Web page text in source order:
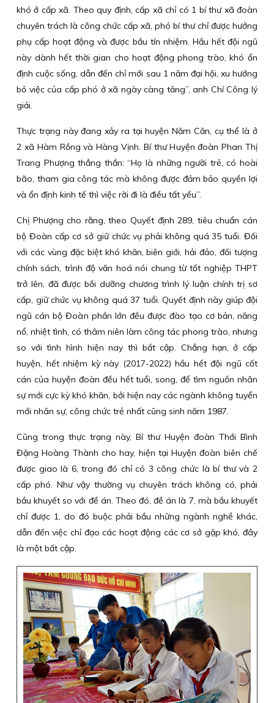
khó ở cấp xã. Theo quy định, cấp xã chỉ có 1 bí thư xã đoàn
chuyên trách là công chức cấp xã, phó bí thư chỉ được hưởng
phụ cấp hoạt động và được bầu tín nhiệm. Hầu hết đội ngũ
này dành hết thời gian cho hoạt động phong trào, khó ổn
định cuộc sống, dẫn đến chỉ mới sau 1 năm đại hội, xu hướng
bỏ việc của cấp phó ở xã ngày càng tăng”, anh Chí Công lý
giải.
Thực trạng này đang xảy ra tại huyện Năm Căn, cụ thể là ở
2 xã Hàm Rồng và Hàng Vịnh. Bí thư Huyện đoàn Phan Thị
Trang Phượng thẳng thắn: “Họ là những người trẻ, có hoài
bão, tham gia công tác mà không được đảm bảo quyền lợi
và ổn định kinh tế thì việc rời đi là điều tất yếu”.
Chị Phượng cho rằng, theo Quyết định 289, tiêu chuẩn cán
bộ Đoàn cấp cơ sở giữ chức vụ phải không quá 35 tuổi. Đối
với các vùng đặc biệt khó khăn, biên giới, hải đảo, đối tượng
chính sách, trình độ văn hoá nói chung từ tốt nghiệp THPT
trở lên, đã được bồi dưỡng chương trình lý luận chính trị sơ
cấp, giữ chức vụ không quá 37 tuổi. Quyết định này giúp đội
ngũ cán bộ Đoàn phần lớn đều được đào tạo cơ bản, năng
nổ, nhiệt tình, có thâm niên làm công tác phong trào, nhưng
so với tình hình hiện nay thì bất cập. Chẳng hạn, ở cấp
huyện, hết nhiệm kỳ này (2017-2022) hầu hết đội ngũ cốt
cán của huyện đoàn đều hết tuổi, song, để tìm nguồn nhân
sự mới cực kỳ khó khăn, bởi hiện nay các ngành không tuyển
mới nhân sự, công chức trẻ nhất cũng sinh năm 1987.
Cũng trong thực trạng này, Bí thư Huyện đoàn Thới Bình
Đặng Hoàng Thành cho hay, hiện tại Huyện đoàn biên chế
được giao là 6, trong đó chỉ có 3 công chức là bí thư và 2
cấp phó. Như vậy thường vụ chuyên trách không có, phải
bầu khuyết so với đề án. Theo đó, đề án là 7, mà bầu khuyết
chỉ được 1, do đó buộc phải bầu những ngành nghề khác,
dẫn đến việc chỉ đạo các hoạt động các cơ sở gặp khó, đây
là một bất cập.